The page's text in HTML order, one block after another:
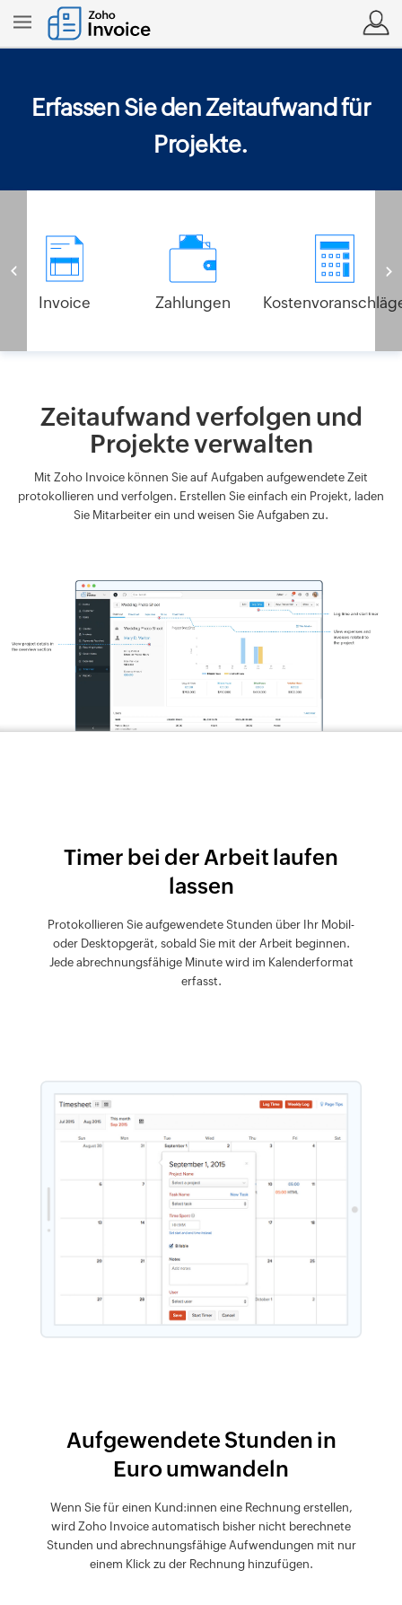
Erfassen Sie den Zeitaufwand für
Projekte.
Invoice Zahlungen
Zeitaufwand verfolgen und
Projekte verwalten
Mit Zoho Invoice können Sie auf Aufgaben aufgewendete Zeit
protokollieren und verfolgen. Erstellen Sie einfach ein Projekt, laden
Sie Mitarbeiter ein und weisen Sie Aufgaben zu.
Timer bei der Arbeit laufen
lassen
Protokollieren Sie aufgewendete Stunden über Ihr Mobil-
oder Desktopgerät, sobald Sie mit der Arbeit beginnen.
Jede abrechnungsfähige Minute wird im Kalenderformat
erfasst.
Aufgewendete Stunden in
Euro umwandeln
Wenn Sie für einen Kund:innen eine Rechnung erstellen,
wird Zoho Invoice automatisch bisher nicht berechnete
Stunden und abrechnungsfähige Aufwendungen mit nur
einem Klick zu der Rechnung hinzufügen.